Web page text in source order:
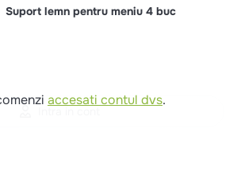
accesati contul dvs.
Suport lemn pentru meniu 4 buc